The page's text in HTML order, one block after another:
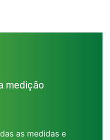
medição
as medidas e